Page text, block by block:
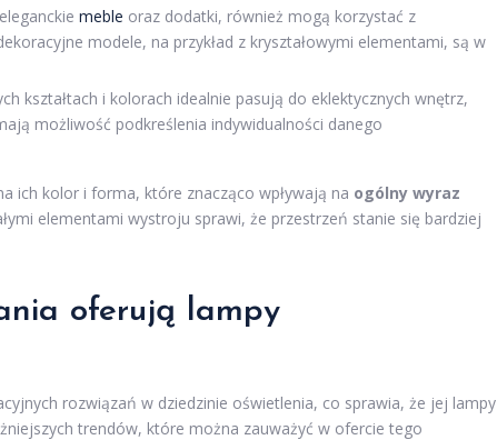
meble oraz dodatki, również mogą korzystać z
modele, na przykład z kryształowymi elementami, są w
kształtach i kolorach idealnie pasują do eklektycznych wnętrz,
możliwość podkreślenia indywidualności danego
ich kolor i forma, które znacząco wpływają na ogólny wyraz
elementami wystroju sprawi, że przestrzeń stanie się bardziej
oferują lampy
rozwiązań w dziedzinie oświetlenia, co sprawia, że jej lampy
trendów, które można zauważyć w ofercie tego